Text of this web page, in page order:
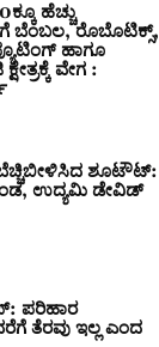
ಹೆಚ್ಚು
ಬೆಂಬಲ, ರೊಬೊಟಿಕ್ಸ್,
ಹಾಗೂ
ವೇಗ :
ಶೂಟೌಟ್‌:
ಉದ್ಯಮಿ ಡೇವಿಡ್
ಪರಿಹಾರ
ತೆರವು ಇಲ್ಲ ಎಂದ